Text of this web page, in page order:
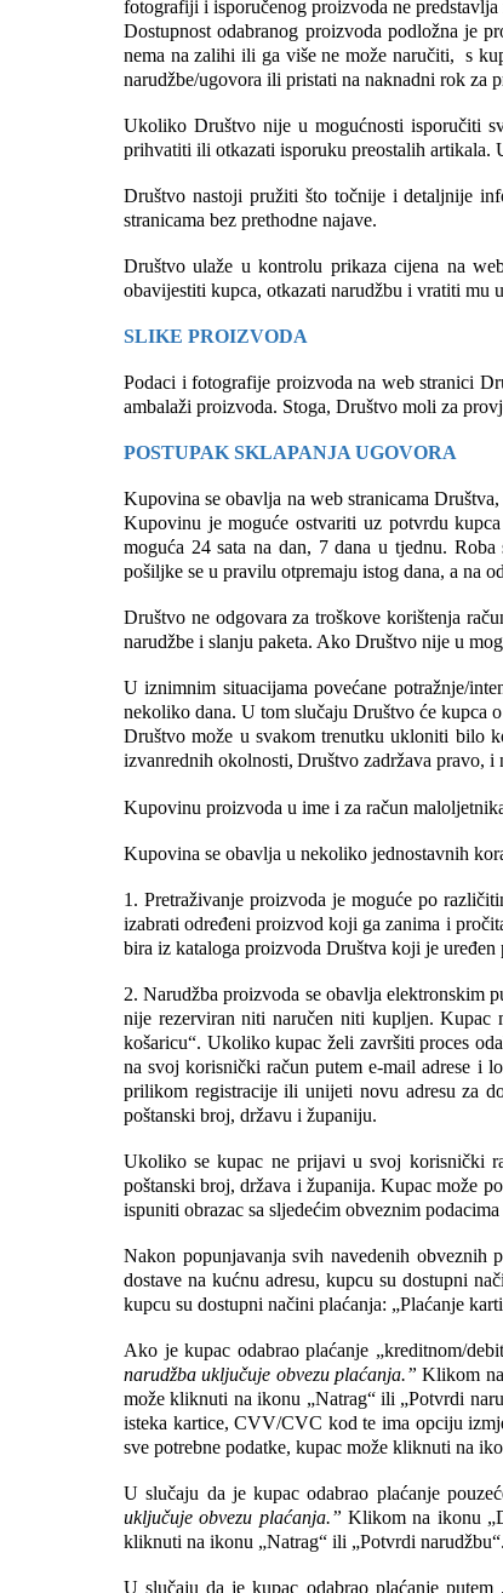
fotografiji i isporučenog proizvoda ne
Dostupnost odabranog proizvoda podložna je
nema na zalihi ili ga više ne može naručiti,  s
narudžbe/ugovora ili pristati na naknadni rok za
Ukoliko Društvo nije u mogućnosti isporučiti
prihvatiti ili otkazati isporuku preostalih artikala.
Društvo nastoji pružiti što točnije i detaljnije
stranicama bez prethodne najave.
Društvo ulaže u kontrolu prikaza cijena na
obavijestiti kupca, otkazati narudžbu i vratiti mu
SLIKE PROIZVODA
Podaci i fotografije proizvoda na web stranici
ambalaži proizvoda. Stoga, Društvo moli za
POSTUPAK SKLAPANJA UGOVORA
Kupovina se obavlja na web stranicama
Kupovinu je moguće ostvariti uz potvrdu
moguća 24 sata na dan, 7 dana u tjednu.
pošiljke se u pravilu otpremaju istog dana, a na
Društvo ne odgovara za troškove korištenja
narudžbe i slanju paketa. Ako Društvo nije u
U iznimnim situacijama povećane potražnje/
nekoliko dana. U tom slučaju Društvo će kupca
Društvo može u svakom trenutku ukloniti bilo
izvanrednih okolnosti, Društvo zadržava pravo, i
Kupovinu proizvoda u ime i za račun
Kupovina se obavlja u nekoliko jednostavnih
1. Pretraživanje proizvoda je moguće po
izabrati određeni proizvod koji ga zanima i
bira iz kataloga proizvoda Društva koji je uređen
2. Narudžba proizvoda se obavlja elektronskim
nije rezerviran niti naručen niti kupljen. Kupac
košaricu“. Ukoliko kupac želi završiti proces
na svoj korisnički račun putem e-mail adrese i
prilikom registracije ili unijeti novu adresu za
poštanski broj, državu i županiju.
Ukoliko se kupac ne prijavi u svoj korisnički
poštanski broj, država i županija. Kupac može
ispuniti obrazac sa sljedećim obveznim
Nakon popunjavanja svih navedenih obveznih
dostave na kućnu adresu, kupcu su dostupni
kupcu su dostupni načini plaćanja: „Plaćanje
Ako je kupac odabrao plaćanje „kreditnom/
narudžba uključuje obvezu plaćanja.” Klikom
može kliknuti na ikonu „Natrag“ ili „Potvrdi
isteka kartice, CVV/CVC kod te ima opciju
sve potrebne podatke, kupac može kliknuti na
U slučaju da je kupac odabrao plaćanje
uključuje obvezu plaćanja.” Klikom na ikonu
kliknuti na ikonu „Natrag“ ili „Potvrdi
U slučaju da je kupac odabrao plaćanje